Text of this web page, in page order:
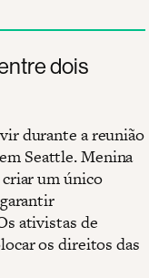
dois
durante a reunião
Seattle. Menina
um único
ativistas de
os direitos das